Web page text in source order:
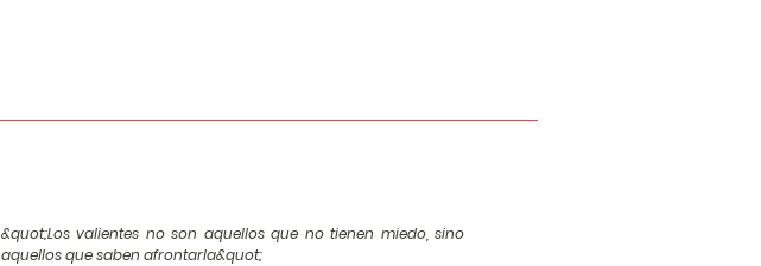
&quot;Los valientes no son aquellos que no tienen miedo, sino
aquellos que saben afrontarla&quot;